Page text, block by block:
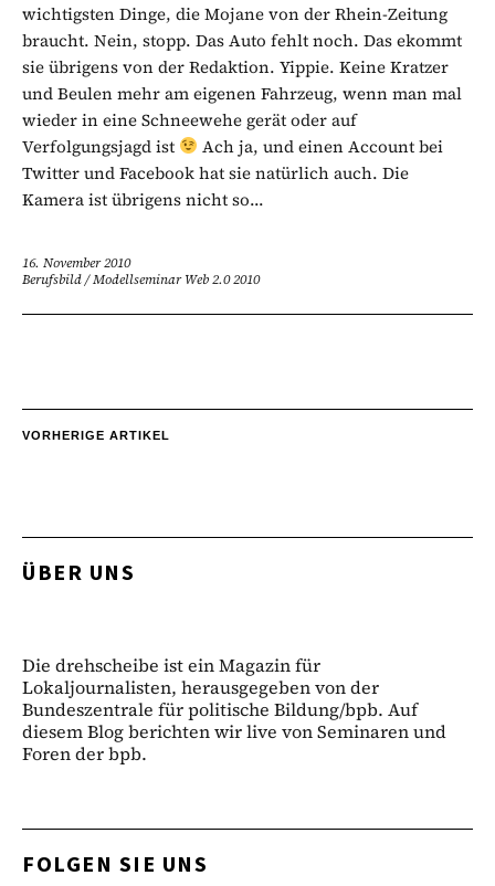
wichtigsten Dinge, die Mojane von der Rhein-Zeitung
braucht. Nein, stopp. Das Auto fehlt noch. Das ekommt
sie übrigens von der Redaktion. Yippie. Keine Kratzer
und Beulen mehr am eigenen Fahrzeug, wenn man mal
wieder in eine Schneewehe gerät oder auf
Verfolgungsjagd ist
Ach ja, und einen Account bei
Twitter und Facebook hat sie natürlich auch. Die
Kamera ist übrigens nicht so...
16. November 2010
Berufsbild/Modellseminar Web 2.0 2010
VORHERIGE ARTIKEL
ÜBER UNS
Die drehscheibe ist ein Magazin für
Lokaljournalisten, herausgegeben von der
Bundeszentrale für politische Bildung/bpb. Auf
diesem Blog berichten wir live von Seminaren und
Foren der bpb.
FOLGEN SIE UNS